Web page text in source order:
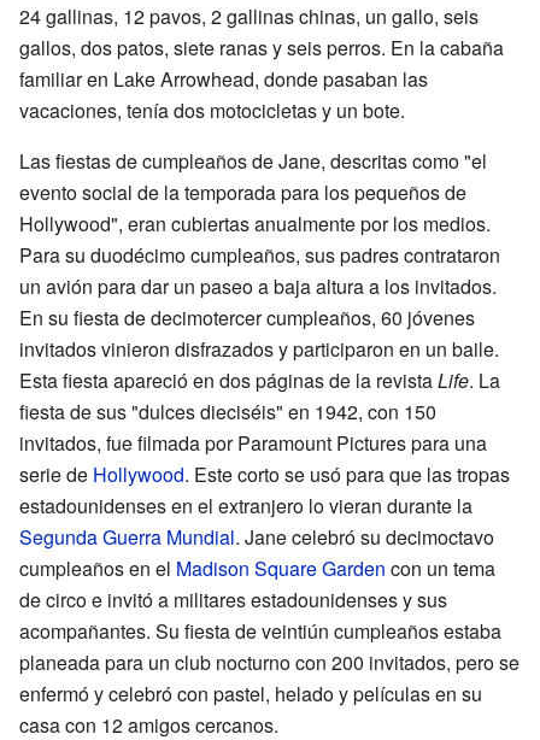
24 gallinas, 12 pavos, 2 gallinas chinas, un gallo, seis
gallos, dos patos, siete ranas y seis perros. En la cabaña
familiar en Lake Arrowhead, donde pasaban las
vacaciones, tenía dos motocicletas y un bote.
Las fiestas de cumpleaños de Jane, descritas como "el
evento social de la temporada para los pequeños de
Hollywood", eran cubiertas anualmente por los medios.
Para su duodécimo cumpleaños, sus padres contrataron
un avión para dar un paseo a baja altura a los invitados.
En su fiesta de decimotercer cumpleaños, 60 jóvenes
invitados vinieron disfrazados y participaron en un baile.
Esta fiesta apareció en dos páginas de la revistaLife. La
fiesta de sus "dulces dieciséis" en 1942, con 150
invitados, fue filmada por Paramount Pictures para una
serie de Hollywood. Este corto se usó para que las tropas
estadounidenses en el extranjero lo vieran durante la
Segunda Guerra Mundial. Jane celebró su decimoctavo
cumpleaños en el Madison Square Garden con un tema
de circo e invitó a militares estadounidenses y sus
acompañantes. Su fiesta de veintiún cumpleaños estaba
planeada para un club nocturno con 200 invitados, pero se
enfermó y celebró con pastel, helado y películas en su
casa con 12 amigos cercanos.